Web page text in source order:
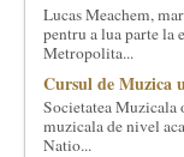
Lucas Meachem,
pentru a lua parte la
Metropolita...
Cursul de Muzica
Societatea Muzicala
muzicala de nivel
Natio...